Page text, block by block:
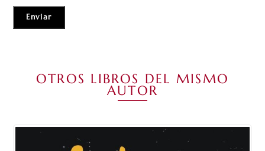
OTROS LIBROS DEL MISMO
AUTOR